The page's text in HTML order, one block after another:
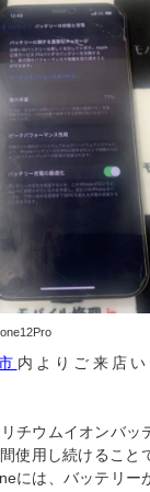
内よりご来店
チウムイオンバッ
使用し続けること
には、バッテリー